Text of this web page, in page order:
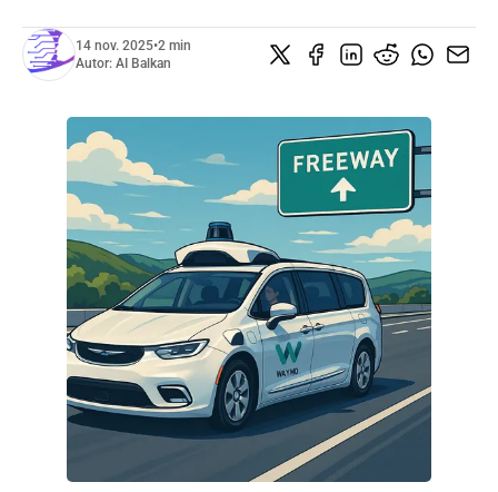
14 nov. 2025•2 min
Autor: AI Balkan